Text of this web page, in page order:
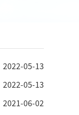
2022-05-13
2022-05-13
2021-06-02